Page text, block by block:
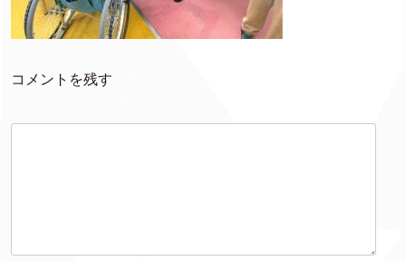
コメントを残す